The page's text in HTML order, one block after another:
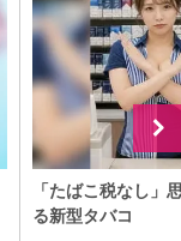
「たばこ税なし」
る新型タバコ